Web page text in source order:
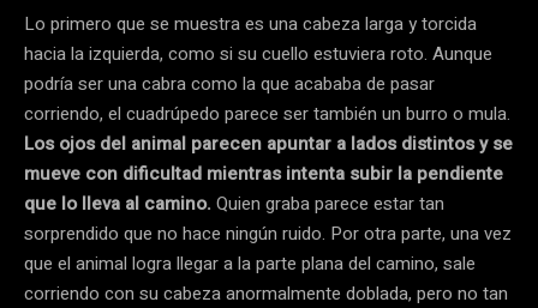
Lo primero que se muestra es una cabeza larga y torcida
hacia la izquierda, como si su cuello estuviera roto. Aunque
podría ser una cabra como la que acababa de pasar
corriendo, el cuadrúpedo parece ser también un burro o mula.
Los ojos del animal parecen apuntar a lados distintos y se
mueve con dificultad mientras intenta subir la pendiente
que lo lleva al camino. Quien graba parece estar tan
sorprendido que no hace ningún ruido. Por otra parte, una vez
que el animal logra llegar a la parte plana del camino, sale
corriendo con su cabeza anormalmente doblada, pero no tan